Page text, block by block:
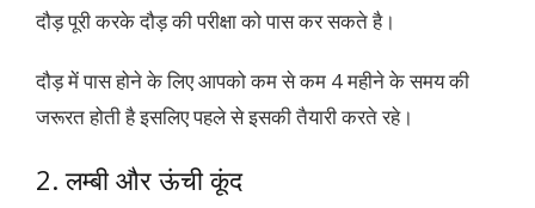
दौड़ पूरी करके दौड़ की परीक्षा को पास कर सकते है।
दौड़ में पास होने के लिए आपको कम से कम 4 महीने के समय की
जरूरत होती है इसलिए पहले से इसकी तैयारी करते रहे।
2. लम्बी और ऊंची कूंद